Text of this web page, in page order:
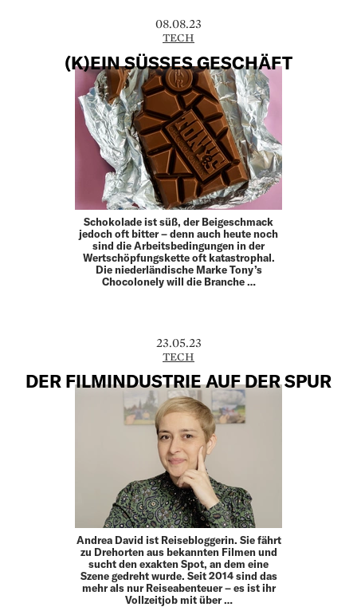
08.08.23
TECH
(K)EIN SÜSSES GESCHÄFT
Schokolade ist süß, der Beigeschmack
jedoch oft bitter – denn auch heute noch
sind die Arbeitsbedingungen in der
Wertschöpfungskette oft katastrophal.
Die niederländische Marke Tony’s
Chocolonely will die Branche …
23.05.23
TECH
DER FILMINDUSTRIE AUF DER SPUR
Andrea David ist Reisebloggerin. Sie fährt
zu Drehorten aus bekannten Filmen und
sucht den exakten Spot, an dem eine
Szene gedreht wurde. Seit 2014 sind das
mehr als nur Reiseabenteuer – es ist ihr
Vollzeitjob mit über …